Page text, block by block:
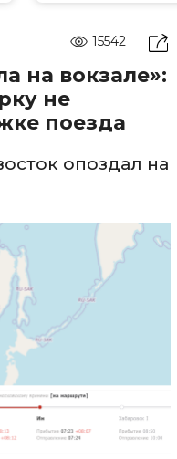
15542
на вокзале»:
не
поезда
опоздал на